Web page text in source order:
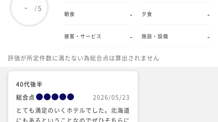
- /5
朝食 - 夕食 -
接客・サービス - 施設・設備 -
評価が所定件数に満たない為総合点は算出されません
40代後半
総合点
2026/05/23
とても満足のいくホテルでした。北海道
にもあるということなのでぜひそちらに